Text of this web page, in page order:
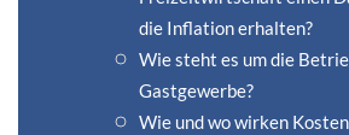
die Inflation erhalten?
Wie steht es um die
Gastgewerbe?
Wie und wo wirken